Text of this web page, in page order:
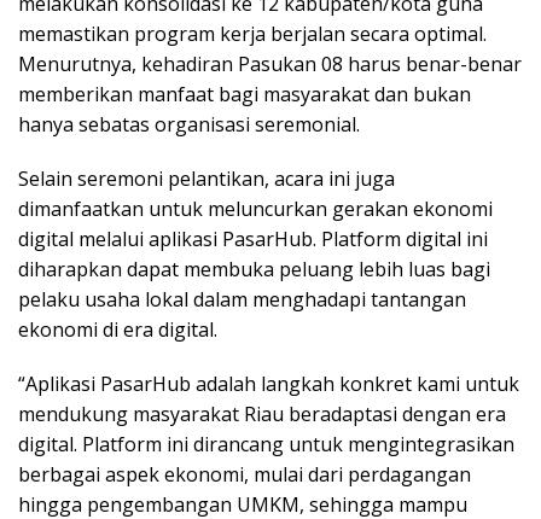
memastikan program kerja berjalan secara optimal.
Menurutnya, kehadiran Pasukan 08 harus benar-benar
memberikan manfaat bagi masyarakat dan bukan
hanya sebatas organisasi seremonial.
Selain seremoni pelantikan, acara ini juga
dimanfaatkan untuk meluncurkan gerakan ekonomi
digital melalui aplikasi PasarHub. Platform digital ini
diharapkan dapat membuka peluang lebih luas bagi
pelaku usaha lokal dalam menghadapi tantangan
ekonomi di era digital.
“Aplikasi PasarHub adalah langkah konkret kami untuk
mendukung masyarakat Riau beradaptasi dengan era
digital. Platform ini dirancang untuk mengintegrasikan
berbagai aspek ekonomi, mulai dari perdagangan
hingga pengembangan UMKM, sehingga mampu